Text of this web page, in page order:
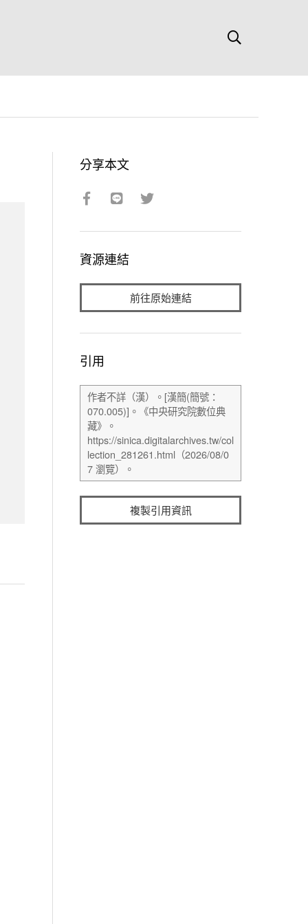
分享本文
資源連結
前往原始連結
引用
複製引用資訊